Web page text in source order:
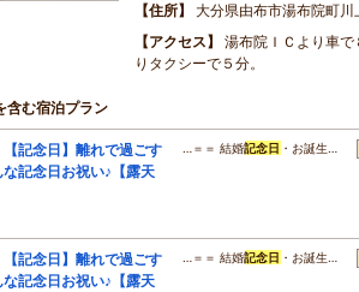
住所
大分県由布市湯布院町
アクセス
湯布院ＩＣより車
りタクシーで５分。
含む宿泊プラン
【記念日】離れで過ごす
記念日お祝い♪【露天
…＝＝ 結婚記念日 ・お誕生…
【記念日】離れで過ごす
記念日お祝い♪【露天
…＝＝ 結婚記念日 ・お誕生…